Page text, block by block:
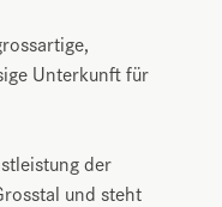
Unterkunft für
der
und steht